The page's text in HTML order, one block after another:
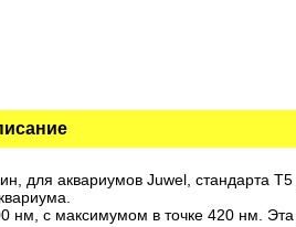
для аквариумов Juwel, стандарта
нм, с максимумом в точке 420 нм.